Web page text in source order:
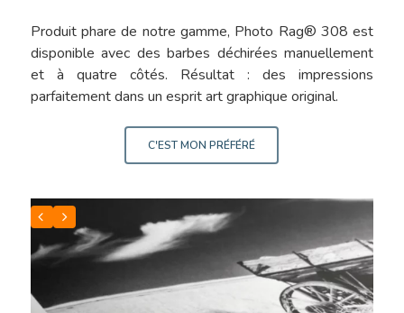
Produit phare de notre gamme, Photo Rag® 308 est
disponible avec des barbes déchirées manuellement
et à quatre côtés. Résultat : des impressions
parfaitement dans un esprit art graphique original.
C'EST MON PRÉFÉRÉ